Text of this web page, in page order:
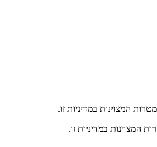
המצוינות במדיניות זו.
במדיניות זו.